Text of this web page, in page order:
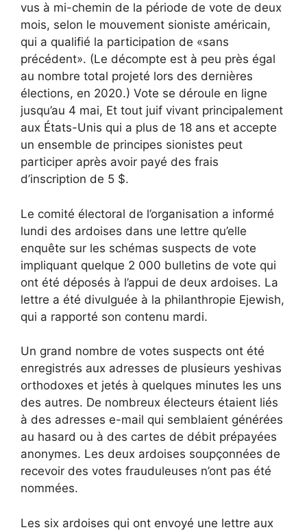
vus à mi-chemin de la période de vote de deux
mois, selon le mouvement sioniste américain,
qui a qualifié la participation de «sans
précédent». (Le décompte est à peu près égal
au nombre total projeté lors des dernières
élections, en 2020.) Vote se déroule en ligne
jusqu’au 4 mai, Et tout juif vivant principalement
aux États-Unis qui a plus de 18 ans et accepte
un ensemble de principes sionistes peut
participer après avoir payé des frais
d’inscription de 5 $.
Le comité électoral de l’organisation a informé
lundi des ardoises dans une lettre qu’elle
enquête sur les schémas suspects de vote
impliquant quelque 2 000 bulletins de vote qui
ont été déposés à l’appui de deux ardoises. La
lettre a été divulguée à la philanthropie Ejewish,
qui a rapporté son contenu mardi.
Un grand nombre de votes suspects ont été
enregistrés aux adresses de plusieurs yeshivas
orthodoxes et jetés à quelques minutes les uns
des autres. De nombreux électeurs étaient liés
à des adresses e-mail qui semblaient générées
au hasard ou à des cartes de débit prépayées
anonymes. Les deux ardoises soupçonnées de
recevoir des votes frauduleuses n’ont pas été
nommées.
Les six ardoises qui ont envoyé une lettre aux